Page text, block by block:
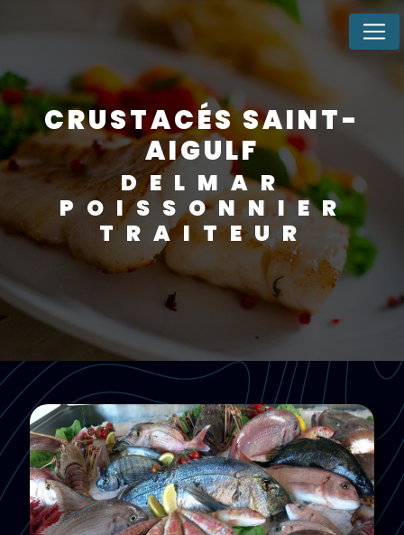
CRUSTACÉS SAINT-
AIGULF
DELMAR
POISSONNIER
TRAITEUR
Panneau de gestion des cookies